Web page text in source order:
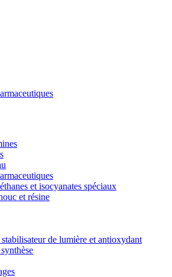
et isocyanates spéciaux
et résine
de lumière et antioxydant